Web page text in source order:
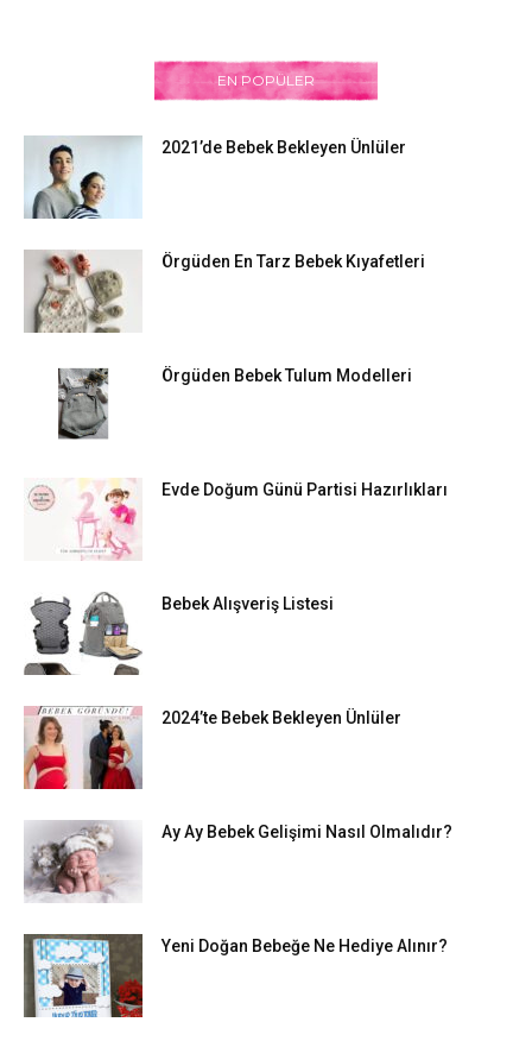
EN POPÜLER
2021’de Bebek Bekleyen Ünlüler
Örgüden En Tarz Bebek Kıyafetleri
Örgüden Bebek Tulum Modelleri
Evde Doğum Günü Partisi Hazırlıkları
Bebek Alışveriş Listesi
2024’te Bebek Bekleyen Ünlüler
Ay Ay Bebek Gelişimi Nasıl Olmalıdır?
Yeni Doğan Bebeğe Ne Hediye Alınır?